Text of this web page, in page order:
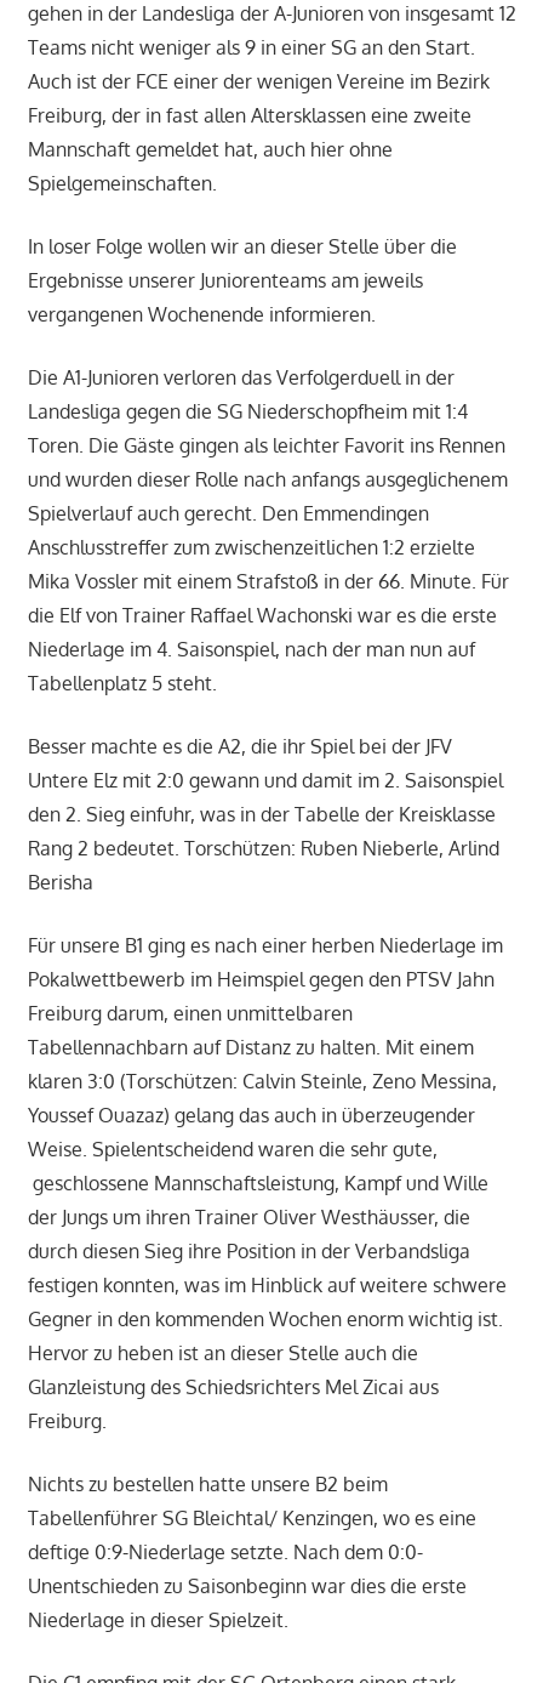
gehen in der Landesliga der A-Junioren von insgesamt 12
Teams nicht weniger als 9 in einer SG an den Start.
Auch ist der FCE einer der wenigen Vereine im Bezirk
Freiburg, der in fast allen Altersklassen eine zweite
Mannschaft gemeldet hat, auch hier ohne
Spielgemeinschaften.
In loser Folge wollen wir an dieser Stelle über die
Ergebnisse unserer Juniorenteams am jeweils
vergangenen Wochenende informieren.
Die A1-Junioren verloren das Verfolgerduell in der
Landesliga gegen die SG Niederschopfheim mit 1:4
Toren. Die Gäste gingen als leichter Favorit ins Rennen
und wurden dieser Rolle nach anfangs ausgeglichenem
Spielverlauf auch gerecht. Den Emmendingen
Anschlusstreffer zum zwischenzeitlichen 1:2 erzielte
Mika Vossler mit einem Strafstoß in der 66. Minute. Für
die Elf von Trainer Raffael Wachonski war es die erste
Niederlage im 4. Saisonspiel, nach der man nun auf
Tabellenplatz 5 steht.
Besser machte es die A2, die ihr Spiel bei der JFV
Untere Elz mit 2:0 gewann und damit im 2. Saisonspiel
den 2. Sieg einfuhr, was in der Tabelle der Kreisklasse
Rang 2 bedeutet. Torschützen: Ruben Nieberle, Arlind
Berisha
Für unsere B1 ging es nach einer herben Niederlage im
Pokalwettbewerb im Heimspiel gegen den PTSV Jahn
Freiburg darum, einen unmittelbaren
Tabellennachbarn auf Distanz zu halten. Mit einem
klaren 3:0 (Torschützen: Calvin Steinle, Zeno Messina,
Youssef Ouazaz) gelang das auch in überzeugender
Weise. Spielentscheidend waren die sehr gute,
geschlossene Mannschaftsleistung, Kampf und Wille
der Jungs um ihren Trainer Oliver Westhäusser, die
durch diesen Sieg ihre Position in der Verbandsliga
festigen konnten, was im Hinblick auf weitere schwere
Gegner in den kommenden Wochen enorm wichtig ist.
Hervor zu heben ist an dieser Stelle auch die
Glanzleistung des Schiedsrichters Mel Zicai aus
Freiburg.
Nichts zu bestellen hatte unsere B2 beim
Tabellenführer SG Bleichtal/ Kenzingen, wo es eine
deftige 0:9-Niederlage setzte. Nach dem 0:0-
Unentschieden zu Saisonbeginn war dies die erste
Niederlage in dieser Spielzeit.